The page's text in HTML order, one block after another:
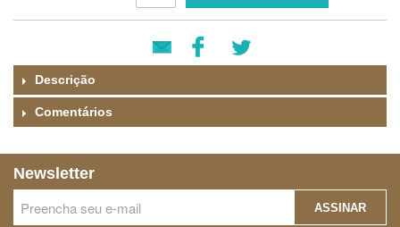
Descrição
Comentários
Newsletter
ASSINAR